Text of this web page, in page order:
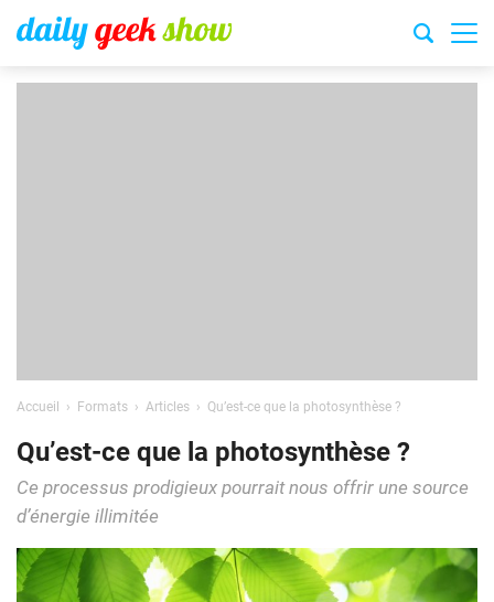
Accueil Formats Articles Qu’est-ce que la photosynthèse ?
Qu’est-ce que la photosynthèse ?
Ce processus prodigieux pourrait nous offrir une source
d’énergie illimitée